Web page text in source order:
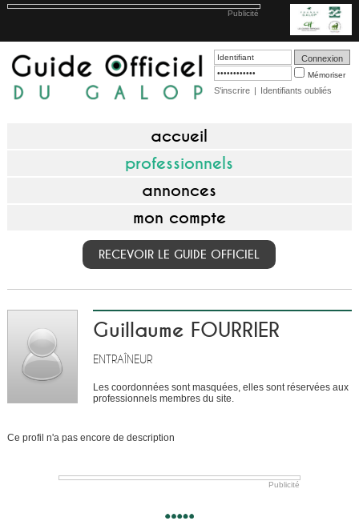
Publicité
Mémoriser
S'inscrire | Identifiants oubliés
accueil
professionnels
annonces
mon compte
RECEVOIR LE GUIDE OFFICIEL
Guillaume FOURRIER
ENTRAÎNEUR
Les coordonnées sont masquées, elles sont réservées aux
professionnels membres du site.
Ce profil n'a pas encore de description
Publicité